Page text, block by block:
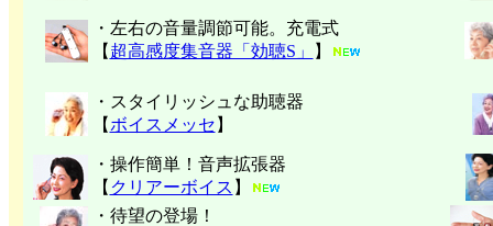
・左右の音量調節可能。充電式
【 超高感度集音器「効聴S」 】
・スタイリッシュな助聴器
【 ボイスメッセ 】
・操作簡単！音声拡張器
【 クリアーボイス 】
・待望の登場！